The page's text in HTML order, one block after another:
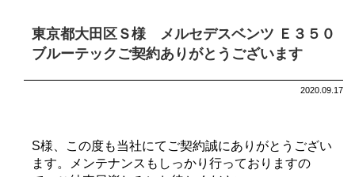
東京都大田区Ｓ様 メルセデスベンツ Ｅ３５０
ブルーテックご契約ありがとうございます
2020.09.17
S様、この度も当社にてご契約誠にありがとうござい
ます。メンテナンスもしっかり行っておりますの